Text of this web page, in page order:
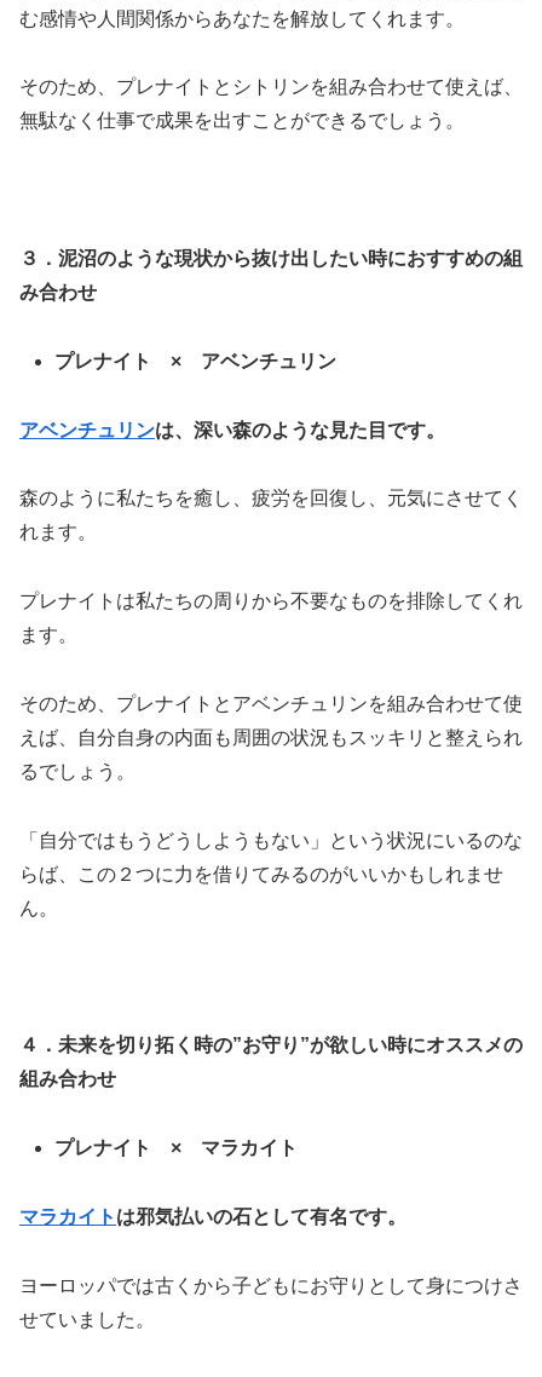
む感情や人間関係からあなたを解放してくれます。
そのため、プレナイトとシトリンを組み合わせて使えば、
無駄なく仕事で成果を出すことができるでしょう。
３．泥沼のような現状から抜け出したい時におすすめの組
み合わせ
プレナイト × アベンチュリン
アベンチュリンは、深い森のような見た目です。
森のように私たちを癒し、疲労を回復し、元気にさせてく
れます。
プレナイトは私たちの周りから不要なものを排除してくれ
ます。
そのため、プレナイトとアベンチュリンを組み合わせて使
えば、自分自身の内面も周囲の状況もスッキリと整えられ
るでしょう。
「自分ではもうどうしようもない」という状況にいるのな
らば、この２つに力を借りてみるのがいいかもしれませ
ん。
４．未来を切り拓く時の”お守り”が欲しい時にオススメの
組み合わせ
プレナイト × マラカイト
マラカイト は邪気払いの石として有名です。
ヨーロッパでは古くから子どもにお守りとして身につけさ
せていました。